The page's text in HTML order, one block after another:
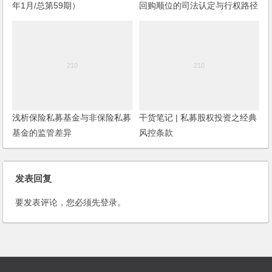
年1月/总第59期）
回购顺位的司法认定与行权路径
浅析保险私募基金与非保险私募
基金的监管差异
干货笔记 | 私募股权投资之经典
风控条款
发表回复
要发表评论，您必须先登录。